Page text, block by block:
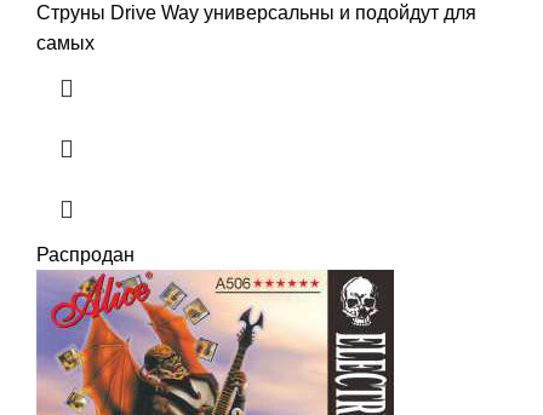
Струны Drive Way универсальны и подойдут для
самых
Распродан